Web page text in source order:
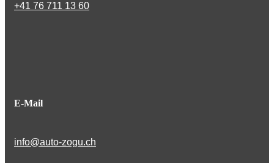
+41 76 711 13 60
E-Mail
info@auto-zogu.ch